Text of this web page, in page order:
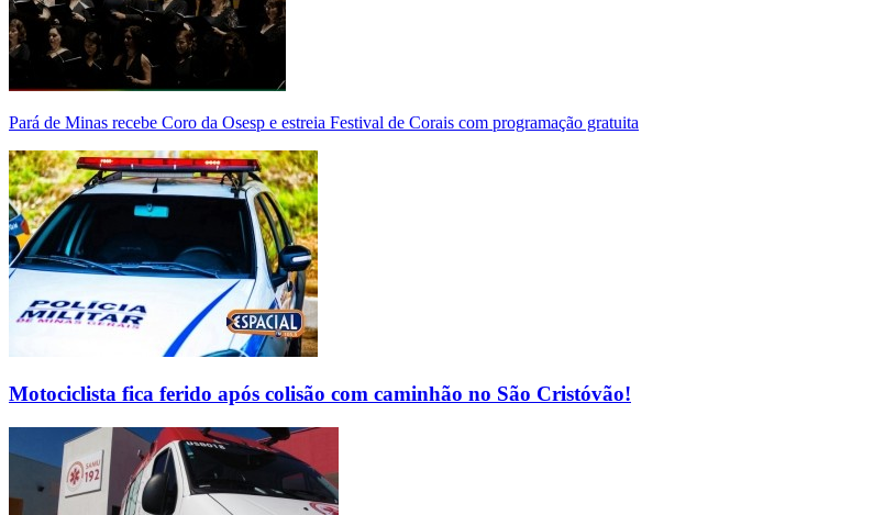
Pará de Minas recebe Coro da Osesp e estreia Festival de Corais com programação gratuita
Motociclista fica ferido após colisão com caminhão no São Cristóvão!